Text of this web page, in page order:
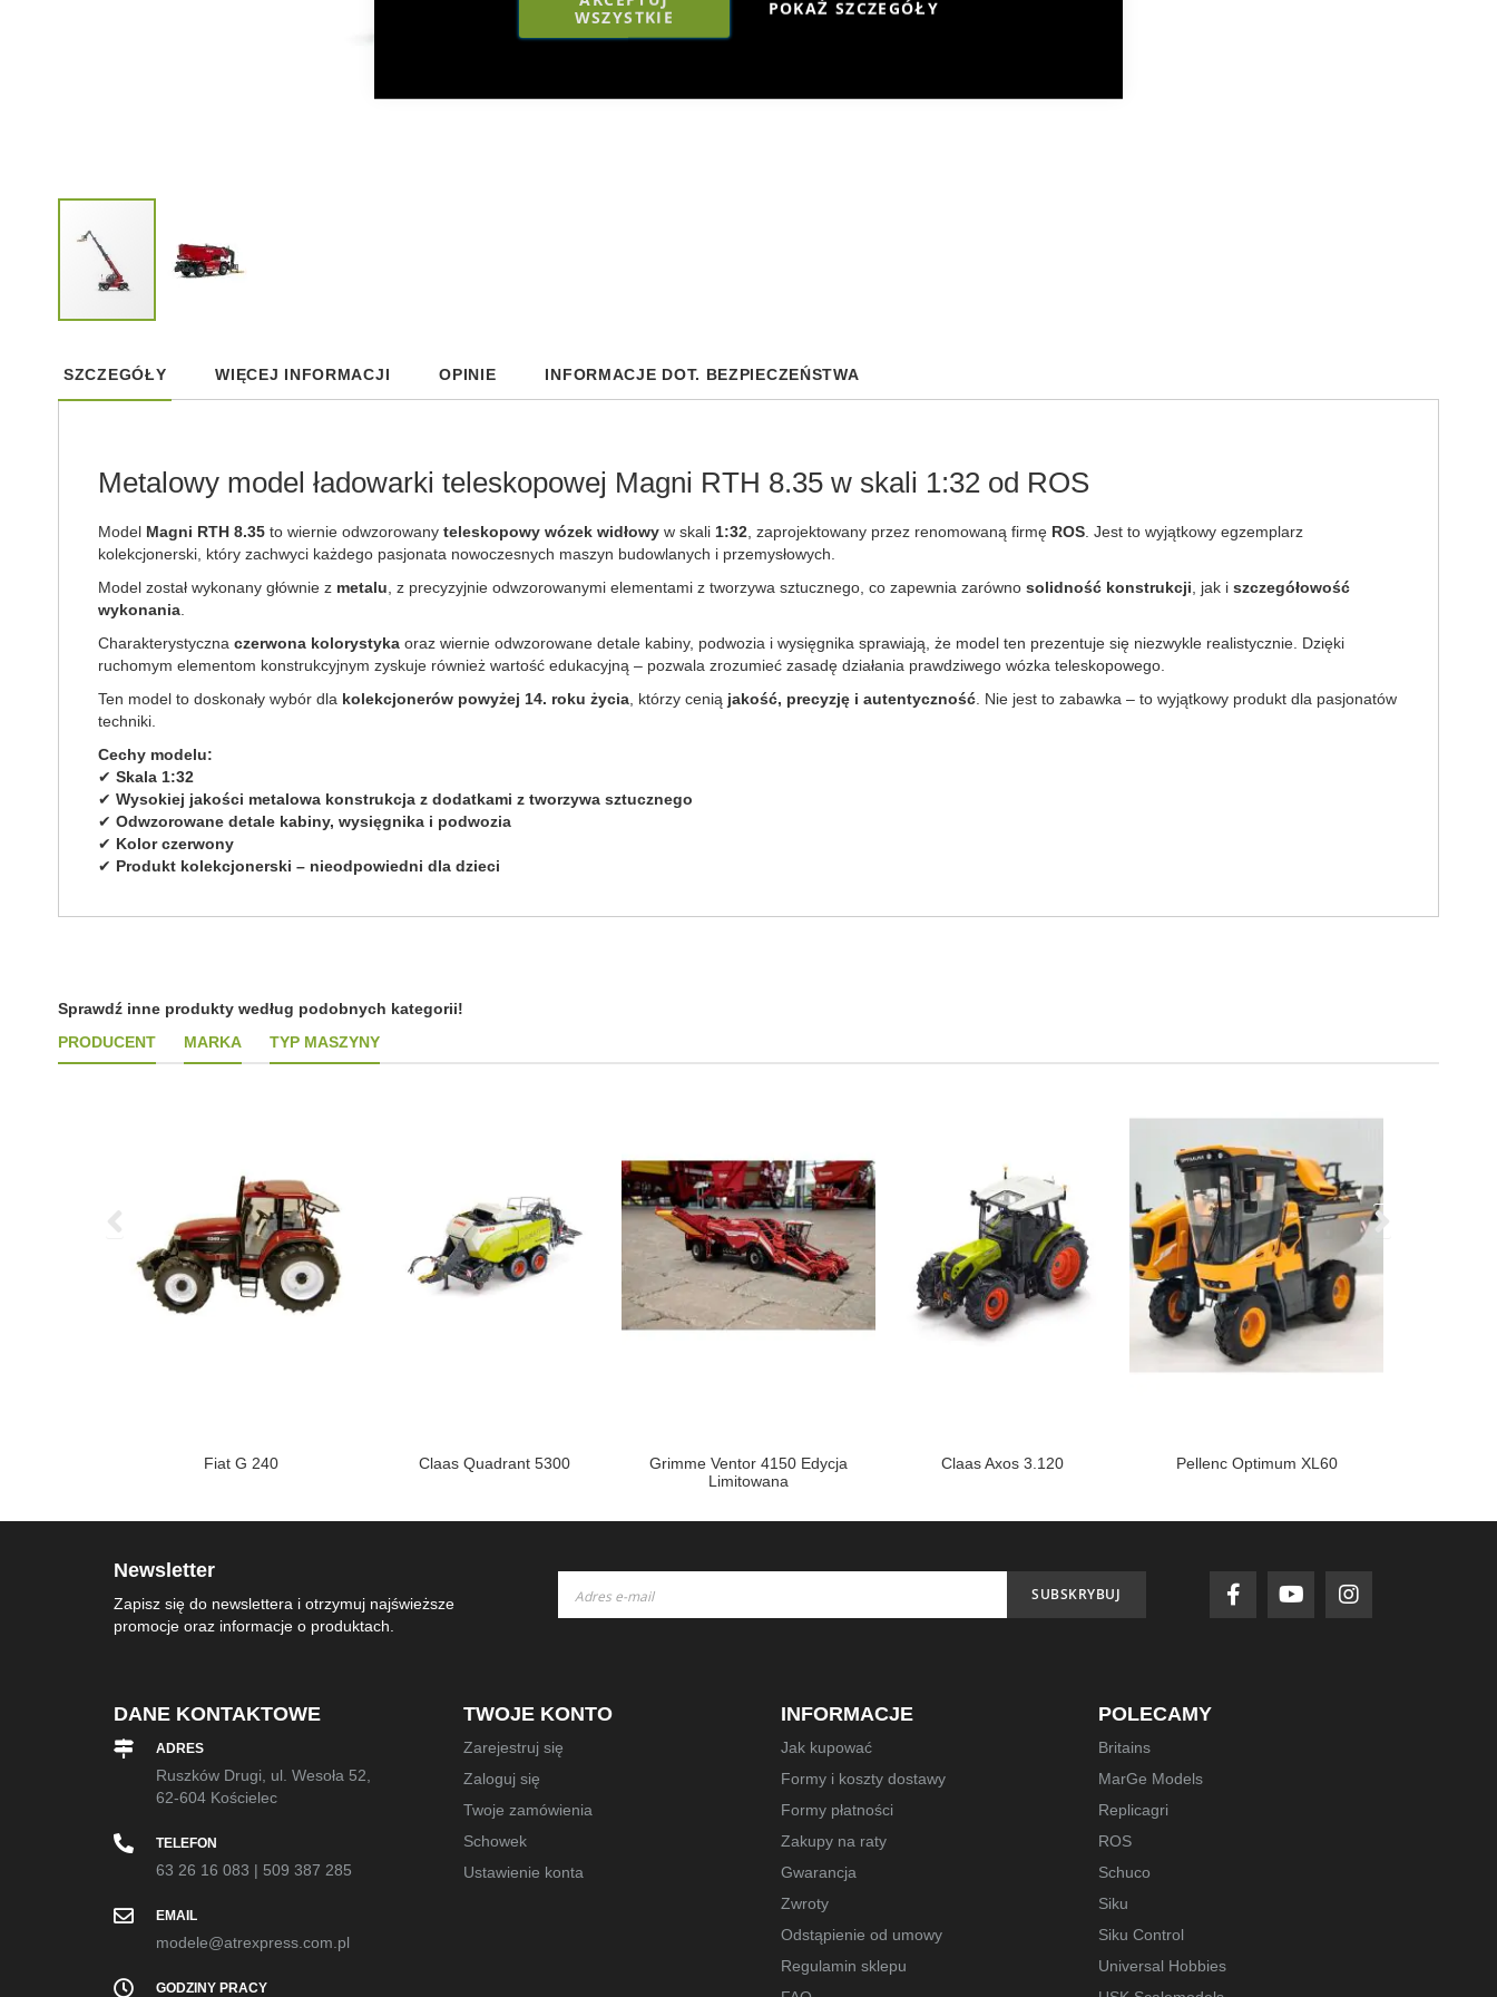
WSZYSTKIE
POKAŻ SZCZEGÓŁY
the
beginning
gallery
SZCZEGÓŁY
Metalowy model ładowarki teleskopowej Magni RTH 8.35 w skali 1:32 od ROS
Model Magni RTH 8.35 to wiernie odwzorowany teleskopowy wózek widłowy w skali 1:32 , zaprojektowany przez renomowaną firmę ROS . Jest to wyjątkowy egzemplarz
kolekcjonerski, który zachwyci każdego pasjonata nowoczesnych maszyn budowlanych i przemysłowych.
Model został wykonany głównie z metalu , z precyzyjnie odwzorowanymi elementami z tworzywa sztucznego, co zapewnia zarówno solidność konstrukcji , jak i szczegółowość
wykonania
Charakterystyczna czerwona kolorystyka oraz wiernie odwzorowane detale kabiny, podwozia i wysięgnika sprawiają, że model ten prezentuje się niezwykle realistycznie. Dzięki
ruchomym elementom konstrukcyjnym zyskuje również wartość edukacyjną – pozwala zrozumieć zasadę działania prawdziwego wózka teleskopowego.
Ten model to doskonały wybór dla kolekcjonerów powyżej 14. roku życia , którzy cenią jakość, precyzję i autentyczność . Nie jest to zabawka – to wyjątkowy produkt dla pasjonatów
techniki.
Cechy modelu:
✔ Skala 1:32
✔ Wysokiej jakości metalowa konstrukcja z dodatkami z tworzywa sztucznego
✔ Odwzorowane detale kabiny, wysięgnika i podwozia
✔ Kolor czerwony
✔ Produkt kolekcjonerski – nieodpowiedni dla dzieci
WIĘCEJ INFORMACJI OPINIE INFORMACJE DOT. BEZPIECZEŃSTWA
Sprawdź inne produkty według podobnych kategorii!
PRODUCENT
MARKA TYP MASZYNY
Fiat G 240 Claas Quadrant 5300
Grimme Ventor 4150 Edycja
Limitowana
Claas Axos 3.120 Pellenc Optimum XL60
Newsletter
Zapisz się do newslettera i otrzymuj najświeższe
promocje oraz informacje o produktach.
nasz
SUBSKRYBUJ
DANE KONTAKTOWE
ADRES
Ruszków Drugi, ul. Wesoła 52,
62-604 Kościelec
TELEFON
63 26 16 083 | 509 387 285
EMAIL
modele@atrexpress.com.pl
GODZINY PRACY
TWOJE KONTO
Zarejestruj się
Zaloguj się
Twoje zamówienia
Schowek
Ustawienie konta
INFORMACJE
Jak kupować
Formy i koszty dostawy
Formy płatności
Zakupy na raty
Gwarancja
Zwroty
Odstąpienie od umowy
Regulamin sklepu
POLECAMY
Britains
MarGe Models
Replicagri
ROS
Schuco
Siku
Siku Control
Universal Hobbies